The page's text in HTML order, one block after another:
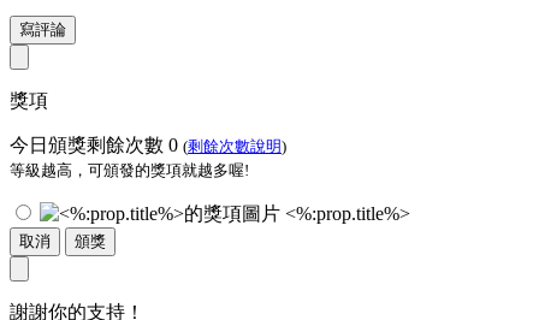
寫評論
獎項
今日頒獎剩餘次數 0 (剩餘次數說明)
等級越高，可頒發的獎項就越多喔!
<%:prop.title%>
取消 頒獎
謝謝你的支持！